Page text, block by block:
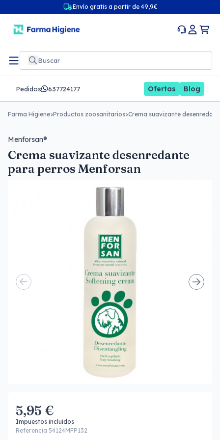
Envío gratis a partir de 49,9€
Pedidos 637724177 Ofertas Blog
Farma Higiene>Productos zoosanitarios>Crema suavizante
Menforsan®
Crema suavizante desenredante
para perros Menforsan
5,95 €
Impuestos incluidos
Referencia 54124MFP132